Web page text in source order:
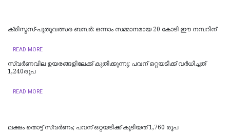
ക്രിസ്മസ്-പുതുവത്സര ബമ്പർ: ഒന്നാം സമ്മാനമായ 20 കോടി ഈ നമ്പറിന്
READ MORE
സ്വര്‍ണവില ഉയരങ്ങളിലേക്ക് കുതിക്കുന്നു; പവന് ഒറ്റയടിക്ക് വര്‍ധിച്ചത്
1,240രൂപ
READ MORE
ലക്ഷം തൊട്ട് സ്വർണം; പവന് ഒറ്റയടിക്ക് കൂടിയത് 1,760 രൂപ